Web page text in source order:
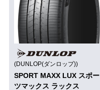
(DUNLOP(ダンロップ))
SPORT MAXX LUX スポー
ツマックス ラックス